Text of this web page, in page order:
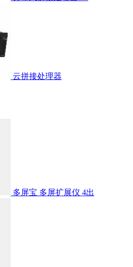
云拼接处理器
多屏宝 多屏扩展仪 4出